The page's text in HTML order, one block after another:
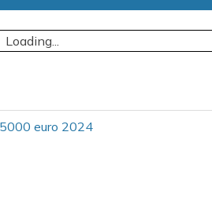
Loading...
euro 2024